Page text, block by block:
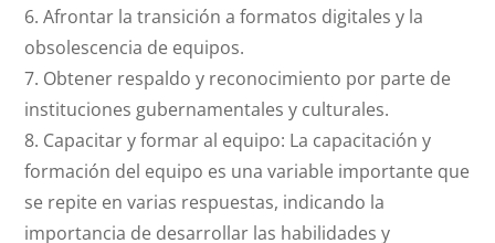
6. Afrontar la transición a formatos digitales y la
obsolescencia de equipos.
7. Obtener respaldo y reconocimiento por parte de
instituciones gubernamentales y culturales.
8. Capacitar y formar al equipo: La capacitación y
formación del equipo es una variable importante que
se repite en varias respuestas, indicando la
importancia de desarrollar las habilidades y